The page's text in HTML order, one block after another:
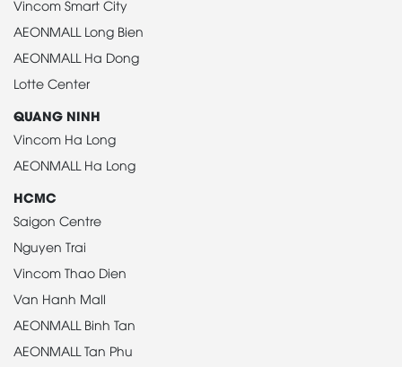
Vincom Smart City
AEONMALL Long Bien
AEONMALL Ha Dong
Lotte Center
QUANG NINH
Vincom Ha Long
AEONMALL Ha Long
HCMC
Saigon Centre
Nguyen Trai
Vincom Thao Dien
Van Hanh Mall
AEONMALL Binh Tan
AEONMALL Tan Phu